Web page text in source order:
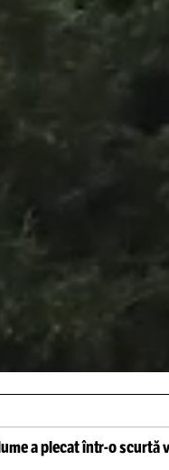
a plecat într-o scurtă